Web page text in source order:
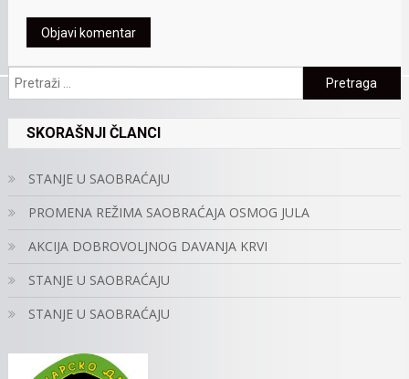
Pretraga:
SKORAŠNJI ČLANCI
STANJE U SAOBRAĆAJU
PROMENA REŽIMA SAOBRAĆAJA OSMOG JULA
AKCIJA DOBROVOLJNOG DAVANJA KRVI
STANJE U SAOBRAĆAJU
STANJE U SAOBRAĆAJU